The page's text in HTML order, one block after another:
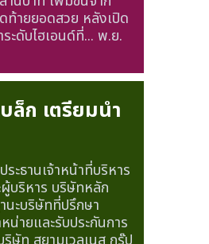
ท้ายยอดสวย หลังเปิด
ะดับไฮเอนด์ที่...พ.ย.
ล็ก เตรียมนำ
ะธานเจ้าหน้าที่บริหาร
บริหาร บริษัทหลัก
นะบริษัทที่ปรึกษา
น่ายและรับประกันการ